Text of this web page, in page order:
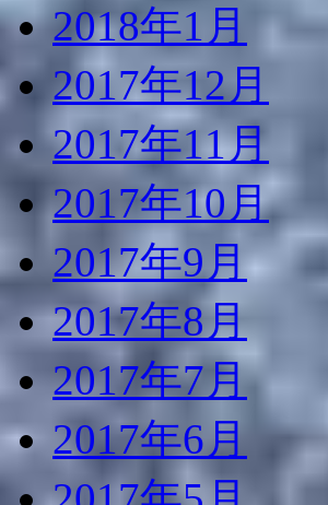
2018年1月
2017年12月
2017年11月
2017年10月
2017年9月
2017年8月
2017年7月
2017年6月